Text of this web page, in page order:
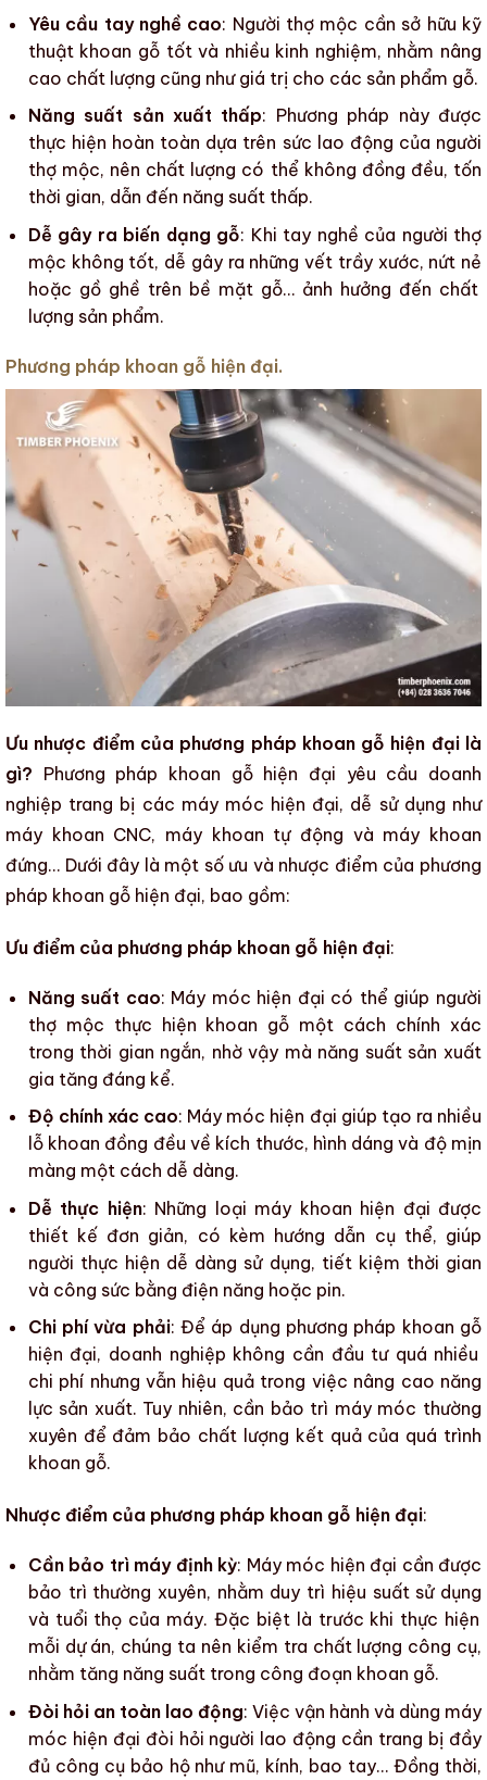
Yêu cầu tay nghề cao: Người thợ mộc cần sở hữu kỹ
thuật khoan gỗtốt và nhiều kinh nghiệm, nhằm nâng
cao chất lượng cũng như giá trị cho các sản phẩm gỗ.
Năng suất sản xuất thấp: Phương pháp này được
thực hiện hoàn toàn dựa trên sức lao động của người
thợ mộc, nên chất lượng có thể không đồng đều, tốn
thời gian, dẫn đến năng suất thấp.
Dễ gây ra biến dạng gỗ: Khi tay nghề của người thợ
mộc không tốt, dễ gây ra những vết trầy xước, nứt nẻ
hoặc gồ ghề trên bề mặt gỗ… ảnh hưởng đến chất
lượng sản phẩm.
Phương pháp khoan gỗ hiện đại.
Ưu nhược điểm của phương pháp khoan gỗ hiện đại là
gì? Phương pháp khoan gỗ hiện đại yêu cầu doanh
nghiệp trang bị các máy móc hiện đại, dễ sử dụng như
máy khoan CNC, máy khoan tự động và máy khoan
đứng… Dưới đây là một số ưu và nhược điểm của phương
pháp khoan gỗ hiện đại, bao gồm:
Ưu điểm của phương pháp khoan gỗ hiện đại:
Năng suất cao: Máy móc hiện đại có thể giúp người
thợ mộc thực hiện khoan gỗ một cách chính xác
trong thời gian ngắn, nhờ vậy mà năng suất sản xuất
gia tăng đáng kể.
Độ chính xác cao: Máy móc hiện đại giúp tạo ra nhiều
lỗ khoan đồng đều về kích thước, hình dáng và độ mịn
màng một cách dễ dàng.
Dễ thực hiện: Những loại máy khoan hiện đại được
thiết kế đơn giản, có kèm hướng dẫn cụ thể, giúp
người thực hiện dễ dàng sử dụng, tiết kiệm thời gian
và công sức bằng điện năng hoặc pin.
Chi phí vừa phải: Để áp dụng phương pháp khoan gỗ
hiện đại, doanh nghiệp không cần đầu tư quá nhiều
chi phí nhưng vẫn hiệu quả trong việc nâng cao năng
lực sản xuất. Tuy nhiên, cần bảo trì máy móc thường
xuyên để đảm bảo chất lượng kết quả của quá trình
khoan gỗ.
Nhược điểm của phương pháp khoan gỗ hiện đại:
Cần bảo trì máy định kỳ: Máy móc hiện đại cần được
bảo trì thường xuyên, nhằm duy trì hiệu suất sử dụng
và tuổi thọ của máy. Đặc biệt là trước khi thực hiện
mỗi dự án, chúng ta nên kiểm tra chất lượng công cụ,
nhằm tăng năng suất trong công đoạn khoan gỗ.
Đòi hỏi an toàn lao động: Việc vận hành và dùng máy
móc hiện đại đòi hỏi người lao động cần trang bị đầy
đủ công cụ bảo hộ như mũ, kính, bao tay… Đồng thời,